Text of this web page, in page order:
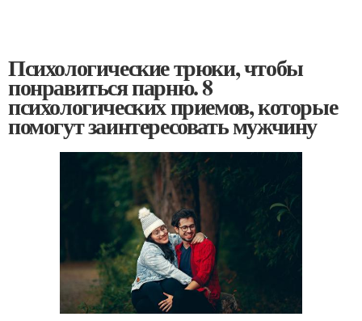
Психологические трюки, чтобы
понравиться парню. 8
психологических приемов, которые
помогут заинтересовать мужчину